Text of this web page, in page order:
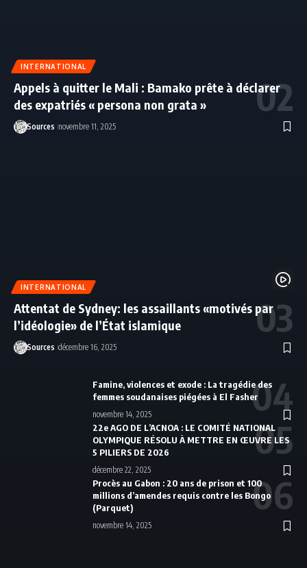
INTERNATIONAL
Appels à quitter le Mali : Bamako prête à déclarer
des expatriés « persona non grata »
Sources novembre 11, 2025
INTERNATIONAL
Attentat de Sydney: les assaillants «motivés par
l’idéologie» de l’État islamique
Sources décembre 16, 2025
Famine, violences et exode : La tragédie des
femmes soudanaises piégées à El Fasher
novembre 14, 2025
22e AGO DE L’ACNOA : LE COMITÉ NATIONAL
OLYMPIQUE RÉSOLU À METTRE EN ŒUVRE LES
5 PILIERS DE 2026
décembre 22, 2025
Procès au Gabon : 20 ans de prison et 100
millions d’amendes requis contre les Bongo
(Parquet)
novembre 14, 2025